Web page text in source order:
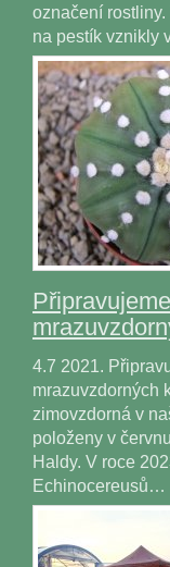
označení
na pestík vznikly
4.7 2021.
mrazuvzdorných
zimovzdorná v
položeny v
Haldy. V roce
Echinocereusů…